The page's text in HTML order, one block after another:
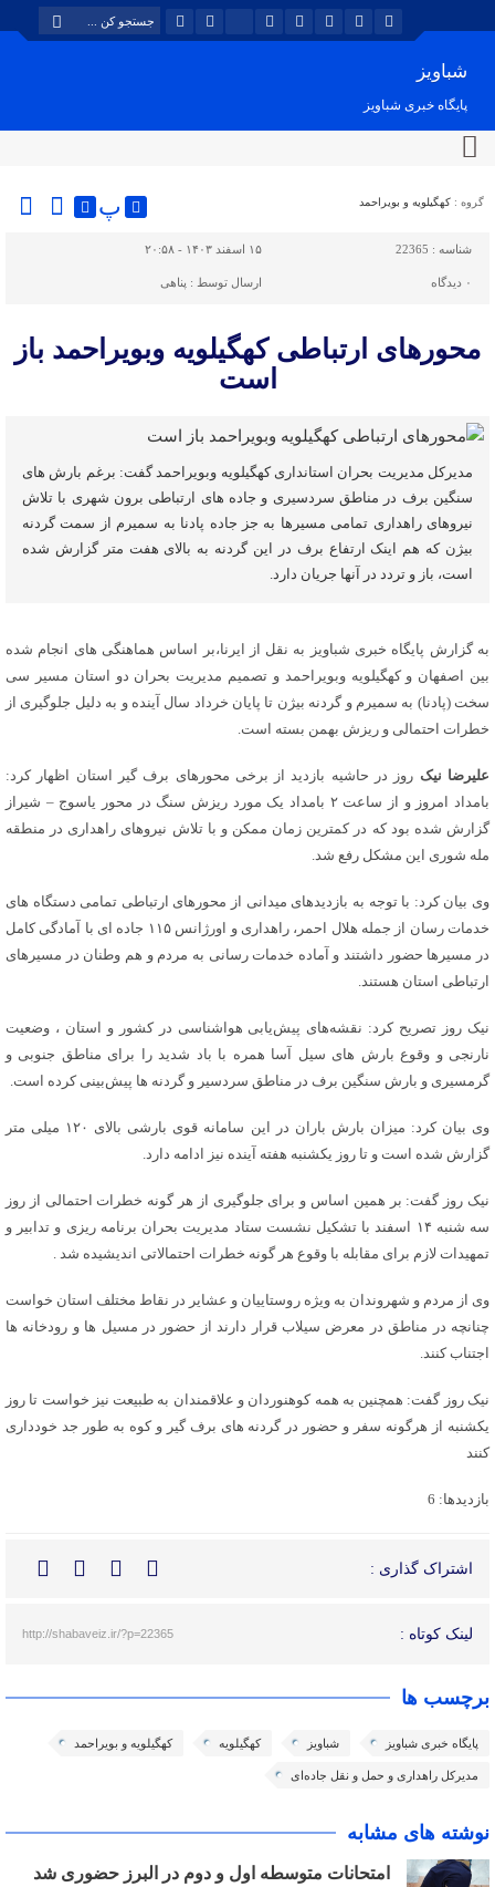
شباویز
پایگاه خبری شباویز
گروه : کهگیلویه و بویراحمد پ
شناسه : 22365 ۱۵ اسفند ۱۴۰۳ - ۲۰:۵۸
۰ دیدگاه ارسال توسط : پناهی
محورهای ارتباطی کهگیلویه وبویراحمد باز
است
مدیرکل مدیریت بحران استانداری کهگیلویه وبویراحمد گفت: برغم بارش های
سنگین برف در مناطق سردسیری و جاده های ارتباطی برون شهری با تلاش
نیروهای راهداری تمامی مسیرها به جز جاده پادنا به سمیرم از سمت گردنه
بیژن که هم اینک ارتفاع برف در این گردنه به بالای هفت متر گزارش شده
است، باز و تردد در آنها جریان دارد.
به گزارش پایگاه خبری شباویز به نقل از ایرنا،بر اساس هماهنگی های انجام شده
بین اصفهان و کهگیلویه وبویراحمد و تصمیم مدیریت بحران دو استان مسیر سی
سخت (پادنا) به سمیرم و گردنه بیژن تا پایان خرداد سال آینده و به دلیل جلوگیری از
خطرات احتمالی و ریزش بهمن بسته است.
علیرضا نیک روز در حاشیه بازدید از برخی محورهای برف گیر استان اظهار کرد:
بامداد امروز و از ساعت ۲ بامداد یک مورد ریزش سنگ در محور یاسوج – شیراز
گزارش شده بود که در کمترین زمان ممکن و با تلاش نیروهای راهداری در منطقه
مله شوری این مشکل رفع شد.
وی بیان کرد: با توجه به بازدیدهای میدانی از محورهای ارتباطی تمامی دستگاه های
خدمات رسان از جمله هلال احمر، راهداری و اورژانس ۱۱۵ جاده ای با آمادگی کامل
در مسیرها حضور داشتند و آماده خدمات رسانی به مردم و هم وطنان در مسیرهای
ارتباطی استان هستند.
نیک روز تصریح کرد: نقشه‌های پیش‌یابی هواشناسی در کشور و استان ، وضعیت
نارنجی و وقوع بارش های سیل آسا همره با باد شدید را برای مناطق جنوبی و
گرمسیری و بارش سنگین برف در مناطق سردسیر و گردنه ها پیش‌بینی کرده است.
وی بیان کرد: میزان بارش باران در این سامانه قوی بارشی بالای ۱۲۰ میلی متر
گزارش شده است و تا روز یکشنبه هفته آینده نیز ادامه دارد.
نیک روز گفت: بر همین اساس و برای جلوگیری از هر گونه خطرات احتمالی از روز
سه شنبه ۱۴ اسفند با تشکیل نشست ستاد مدیریت بحران برنامه ریزی و تدابیر و
تمهیدات لازم برای مقابله با وقوع هر گونه خطرات احتمالاتی اندیشیده شد .
وی از مردم و شهروندان به ویژه روستاییان و عشایر در نقاط مختلف استان خواست
چنانچه در مناطق در معرض سیلاب قرار دارند از حضور در مسیل ها و رودخانه ها
اجتناب کنند.
نیک روز گفت: همچنین به همه کوهنوردان و علاقمندان به طبیعت نیز خواست تا روز
یکشنبه از هرگونه سفر و حضور در گردنه های برف گیر و کوه به طور جد خودداری
کنند
بازدیدها: 6
اشتراک گذاری :
لینک کوتاه : http://shabaveiz.ir/?p=22365
برچسب ها
پایگاه خبری شباویز شباویز کهگیلویه کهگیلویه و بویراحمد
مدیرکل راهداری و حمل و نقل جاده‌ای
نوشته های مشابه
امتحانات متوسطه اول و دوم در البرز حضوری شد